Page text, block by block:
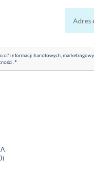
informacji handlowych,
.*